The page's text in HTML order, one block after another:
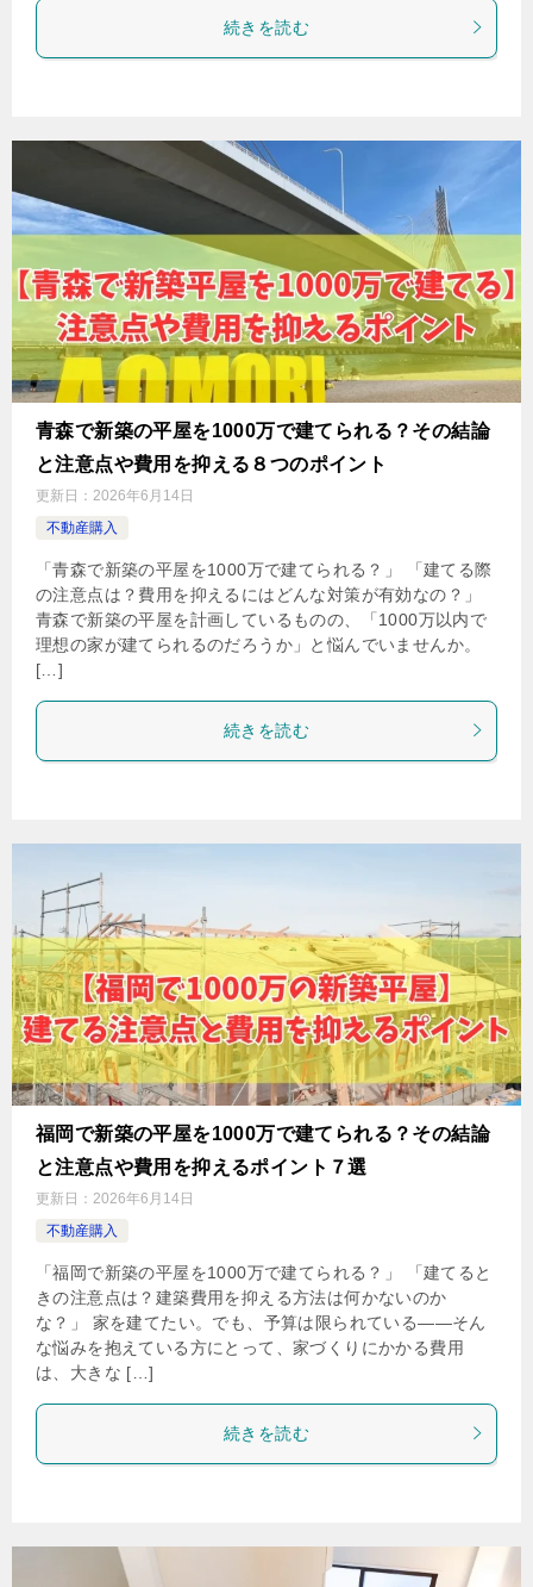
続きを読む
青森で新築の平屋を1000万で建てられる？その結論
と注意点や費用を抑える８つのポイント
更新日： 2026年6月14日
不動産購入
「青森で新築の平屋を1000万で建てられる？」 「建てる際
の注意点は？費用を抑えるにはどんな対策が有効なの？」
青森で新築の平屋を計画しているものの、「1000万以内で
理想の家が建てられるのだろうか」と悩んでいませんか。
[…]
続きを読む
福岡で新築の平屋を1000万で建てられる？その結論
と注意点や費用を抑えるポイント７選
更新日： 2026年6月14日
不動産購入
「福岡で新築の平屋を1000万で建てられる？」 「建てると
きの注意点は？建築費用を抑える方法は何かないのか
な？」 家を建てたい。でも、予算は限られている——そん
な悩みを抱えている方にとって、家づくりにかかる費用
は、大きな […]
続きを読む